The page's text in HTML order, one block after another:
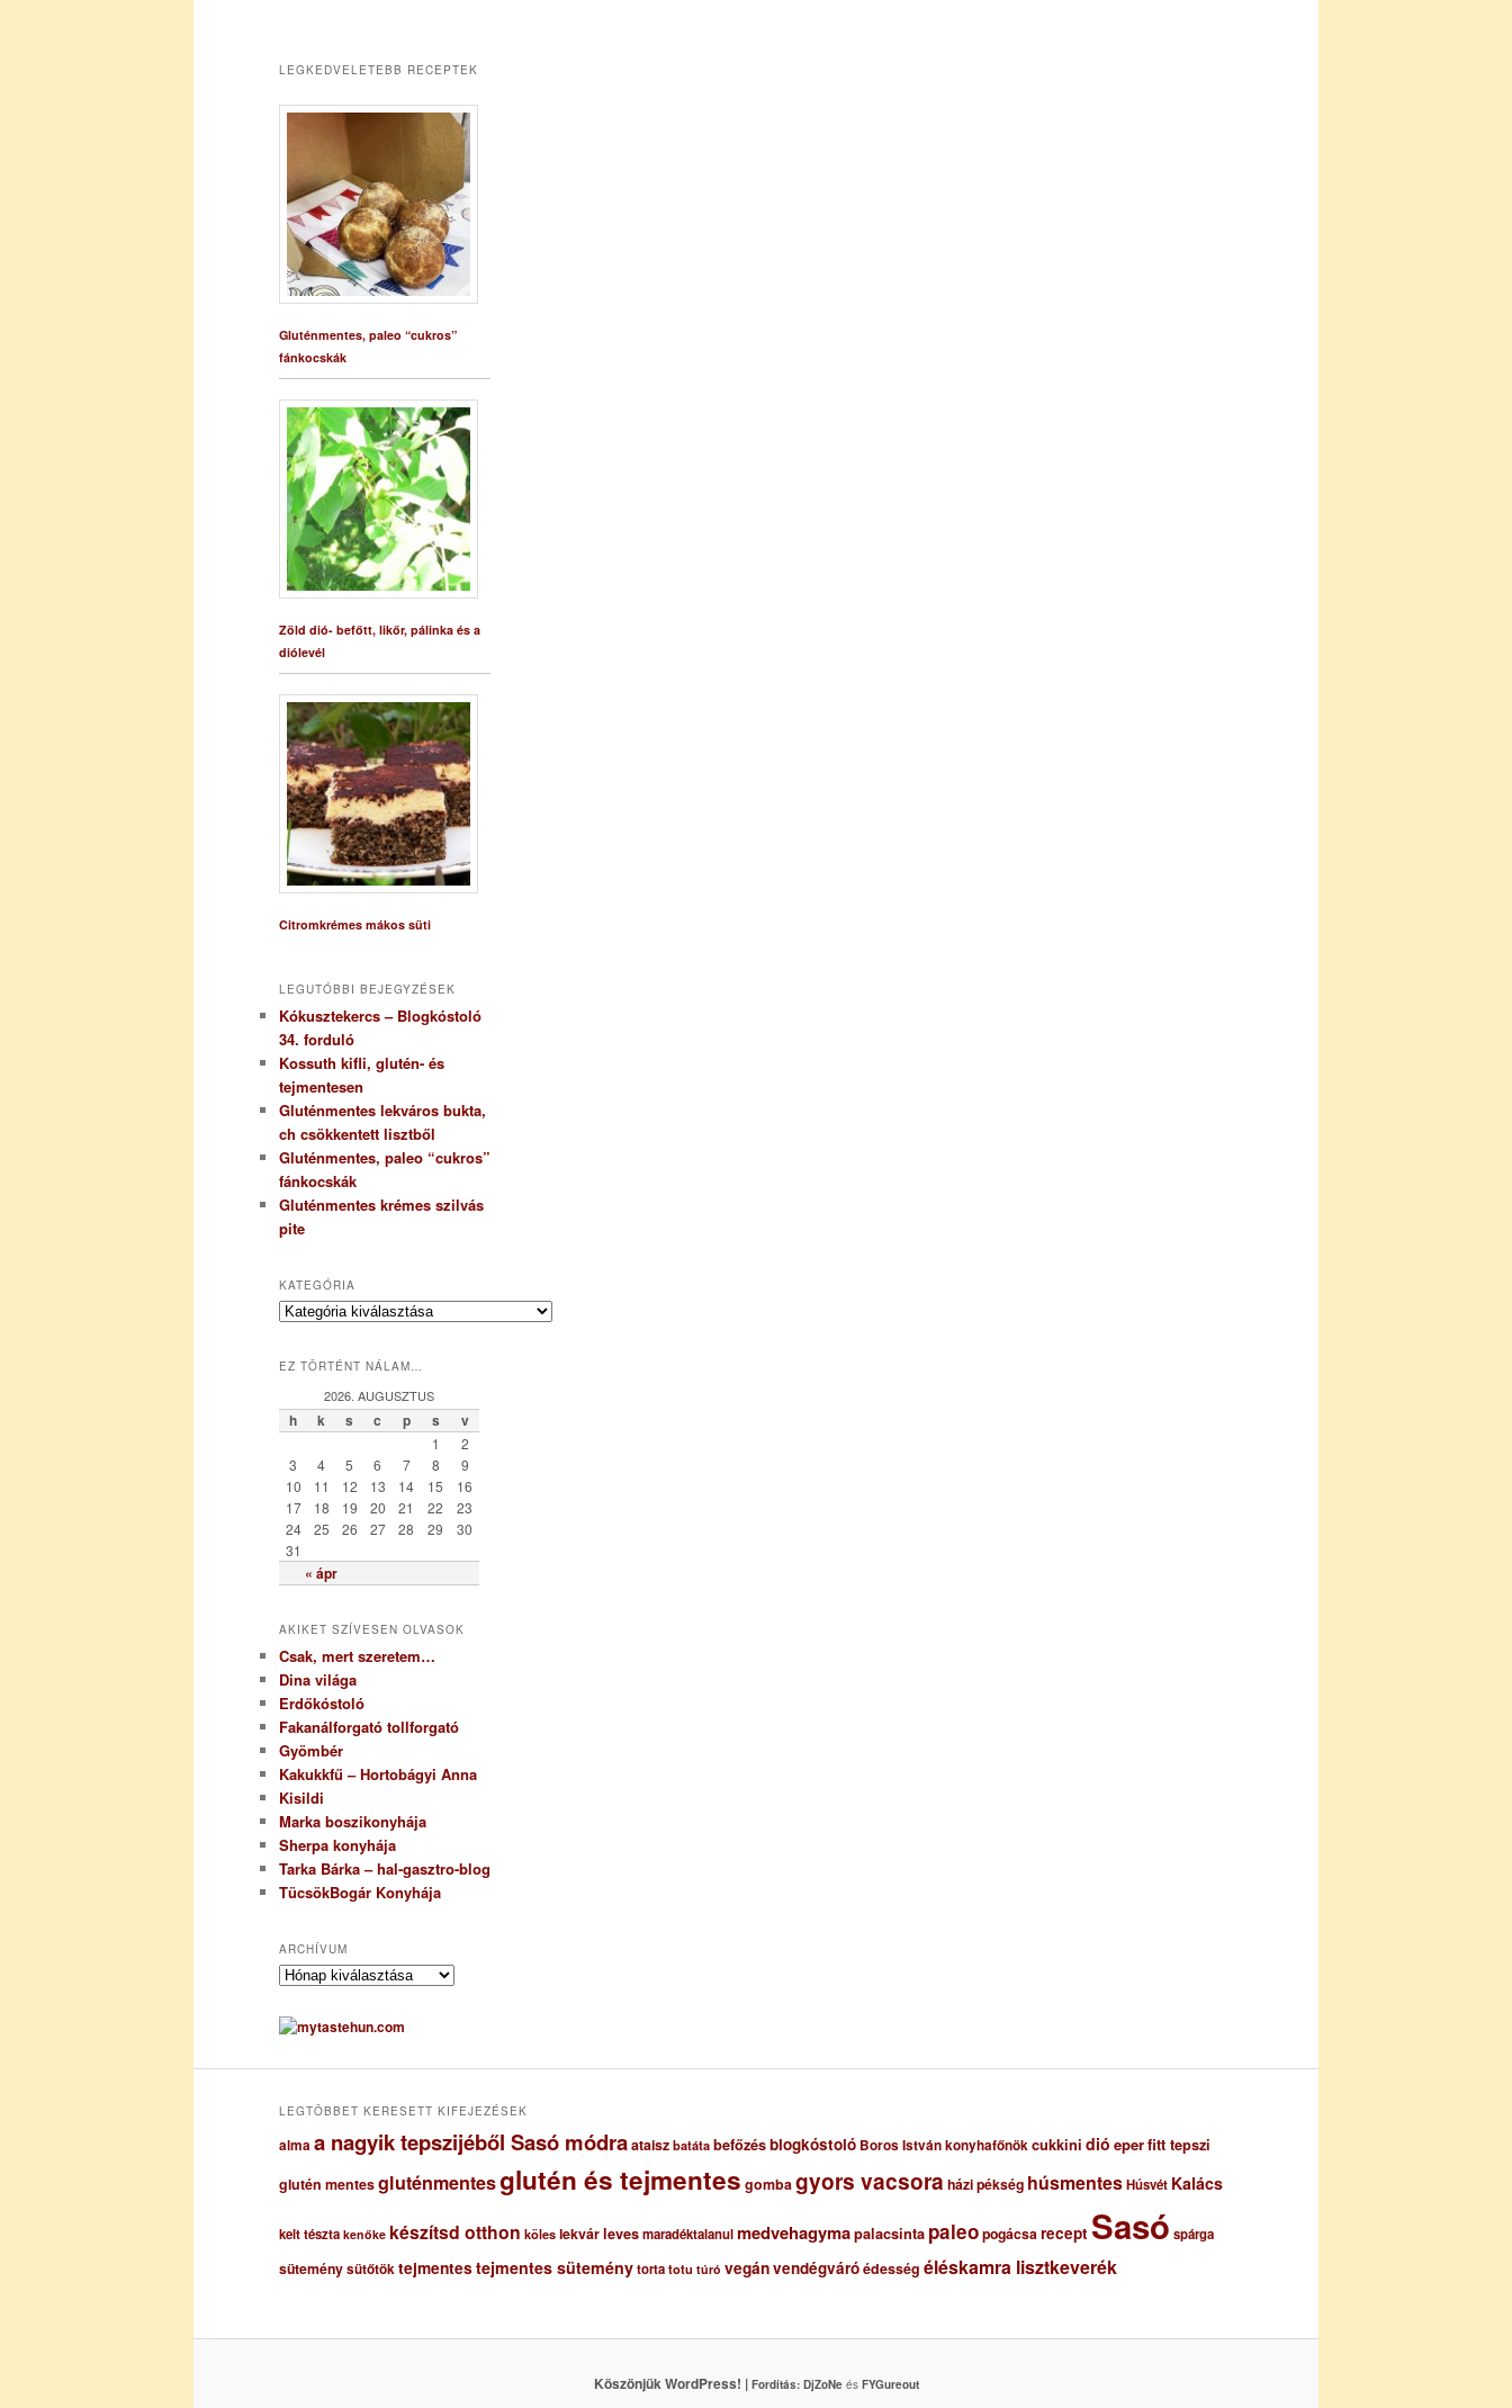
LEGKEDVELETEBB RECEPTEK
Gluténmentes, paleo “cukros”
fánkocskák
Zöld dió- befőtt, likőr, pálinka és a
diólevél
Citromkrémes mákos süti
LEGUTÓBBI BEJEGYZÉSEK
Kókusztekercs – Blogkóstoló
34. forduló
Kossuth kifli, glutén- és
tejmentesen
Gluténmentes lekváros bukta,
ch csökkentett lisztből
Gluténmentes, paleo “cukros”
fánkocskák
Gluténmentes krémes szilvás
pite
KATEGÓRIA
K
e
r
EZ TÖRTÉNT NÁLAM…
2026. AUGUSZTUS
h k s c p s v
« ápr
1
2
3
4 5 6 7 8
9
10
11 12 13 14 15
16
17
18 19 20 21 22
23
24
25 26 27 28 29
30
31
AKIKET SZÍVESEN OLVASOK
Csak, mert szeretem…
Dina világa
Erdőkóstoló
Fakanálforgató tollforgató
Gyömbér
Kakukkfű – Hortobágyi Anna
Kisildi
Marka boszikonyhája
Sherpa konyhája
Tarka Bárka – hal-gasztro-blog
TücsökBogár Konyhája
ARCHÍVUM
A
c
h
uLEGTÖBBET KERESETT KIFEJEZÉSEK
almaa nagyik tepszijéből Sasó módraataisz batáta befőzésblogkóstoló Boros István konyhafőnökcukkini dió eperfitt tepszi
glutén mentesgluténmentesglutén és tejmentes gombagyors vacsora házi pékség húsmentesHúsvét Kalács
kelt tészta kenőke készítsd otthon köles lekvárlevesmaradéktalanulmedvehagymapalacsinta paleopogácsarecept Sasó spárga
süteménysütőtöktejmentestejmentes süteménytorta totu túró vegánvendégváróédesség éléskamra lisztkeverék
Köszönjük WordPress! | Fordítás: DjZoNeés FYGureout